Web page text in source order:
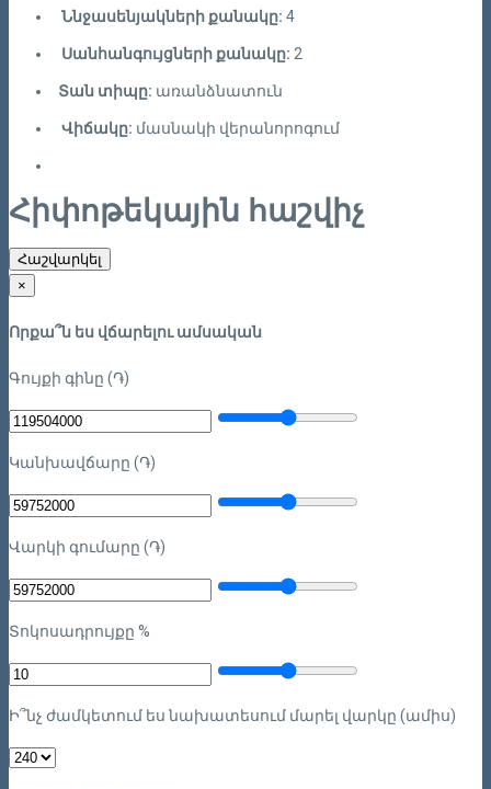
Ննջասենյակների քանակը: 4
Սանհանգույցների քանակը: 2
Տան տիպը: առանձնատուն
Վիճակը: մասնակի վերանորոգում
Հիփոթեկային հաշվիչ
Հաշվարկել
×
Որքա՞ն ես վճարելու ամսական
Գույքի գինը (֏)
Կանխավճարը (֏)
Վարկի գումարը (֏)
Տոկոսադրույքը %
Ի՞նչ ժամկետում ես նախատեսում մարել վարկը (ամիս)